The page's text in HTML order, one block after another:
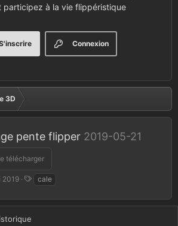
participez à la vie flippéristique
Connexion
3D
pente flipper 2019-05-21
télécharger
2019
g
cale